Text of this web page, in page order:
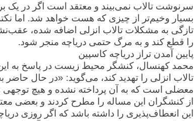
سرنوشت تالاب نمی‌بیند و معتقد است اگر در یک
بسیار وخیم‌تر از چیزی که هست خواهد شد. اما
تازگی به مشکلات تالاب انزلی اضافه شده،
را قطع کند و به مرگ حتمی دریاچه منجر شود.
پایین آمدن تراز دریاچه کاسپین
محمد کهنسال، کنشگر محیط زیست در پاسخ به
تالاب انزلی را تهدید کند، می‌گوید: «در حال
از کنشگران این مساله را مطرح کردند و بعضی
این انعطاف‌پذیری را داشته باشد که اگر روزی